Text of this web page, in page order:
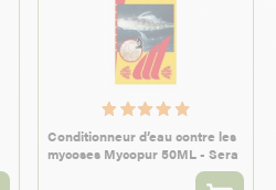
Conditionneur d’eau contre les
mycoses Mycopur 50ML - Sera